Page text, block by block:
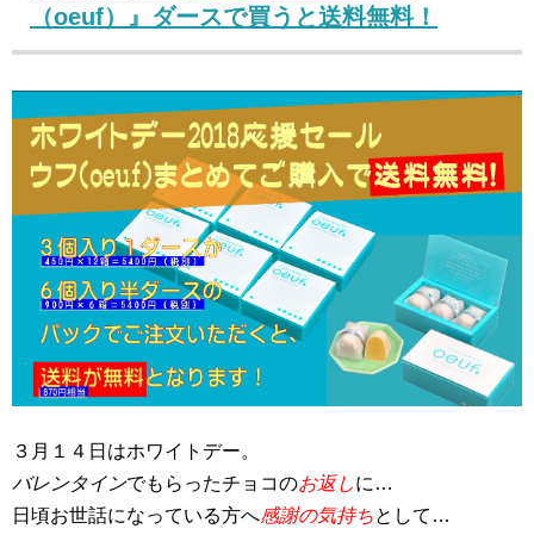
（oeuf）』ダースで買うと送料無料！
３月１４日はホワイトデー。
バレンタインでもらったチョコのお返しに…
日頃お世話になっている方へ感謝の気持ちとして…